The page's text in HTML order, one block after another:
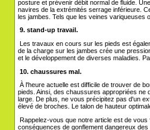
posture et prévenir débit normal de fluide.
navires de la extrémités serrage inférieure.
les jambes. Tels que les veines variqueuses
9. stand-up travail.
Les travaux en cours sur les pieds est
de la charge sur les jambes crée une
et le développement de diverses maladies.
10. chaussures mal.
À l'heure actuelle est difficile de trouver de
pieds. Ainsi, des chaussures appropriées ne
large. De plus, ne vous précipitez pas d'un
élevé de broches. Le talon de hauteur
Rappelez-vous que notre article est de
conséquences de gonflement dangereux